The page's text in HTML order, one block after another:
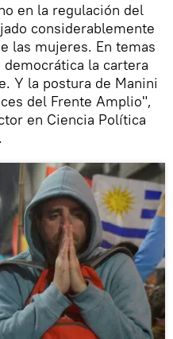
en la regulación del
considerablemente
las mujeres. En temas
la cartera
Y la postura de Manini
del Frente Amplio",
en Ciencia Política